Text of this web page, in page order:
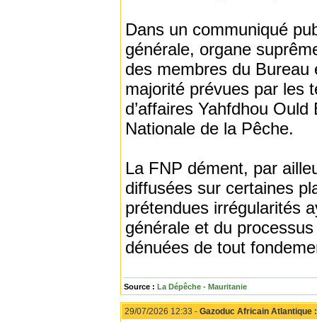
Dans un communiqué
générale, organe
des membres du
majorité prévues par les
d’affaires Yahfdhou
Nationale de la Pêche.
La FNP dément, par
diffusées sur certaines
prétendues irrégularités
générale et du
dénuées de tout
Source : La Dépêche - Mauritanie
29/07/2026 12:33 - Gazoduc Africain Atlantique